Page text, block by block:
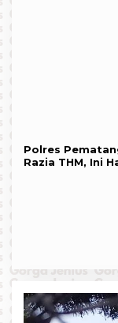
Polres
Razia THM, Ini